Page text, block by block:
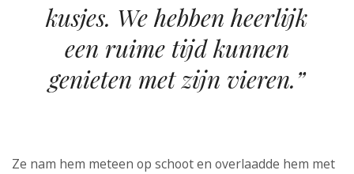
kusjes. We hebben heerlijk
een ruime tijd kunnen
genieten met zijn vieren.”
Ze nam hem meteen op schoot en overlaadde hem met